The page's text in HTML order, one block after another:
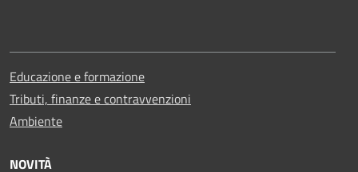
Educazione e formazione
Tributi, finanze e contravvenzioni
Ambiente
NOVITÀ